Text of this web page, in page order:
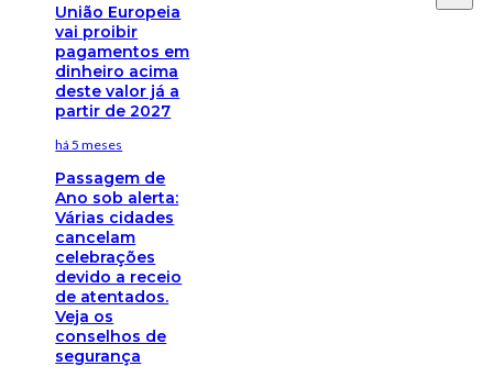
União Europeia
vai proibir
pagamentos em
dinheiro acima
deste valor já a
partir de 2027
há 5 meses
Passagem de
Ano sob alerta:
Várias cidades
cancelam
celebrações
devido a receio
de atentados.
Veja os
conselhos de
segurança